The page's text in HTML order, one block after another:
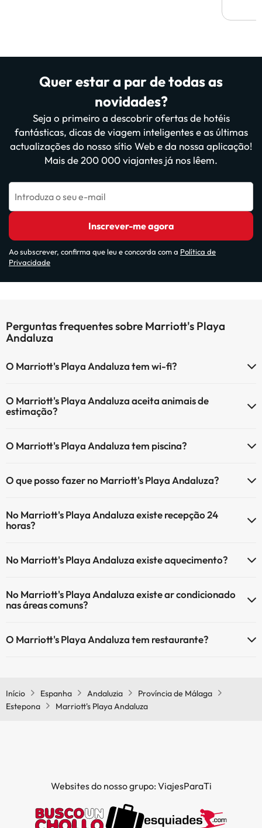
Quer estar a par de todas as
novidades?
Seja o primeiro a descobrir ofertas de hotéis
fantásticas, dicas de viagem inteligentes e as últimas
actualizações do nosso sítio Web e da nossa aplicação!
Mais de 200 000 viajantes já nos lêem.
Introduza o seu e-mail
Inscrever-me agora
Ao subscrever, confirma que leu e concorda com a Política de
Privacidade
Perguntas frequentes sobre Marriott's Playa
Andaluza
O Marriott's Playa Andaluza tem wi-fi?
O Marriott's Playa Andaluza aceita animais de
estimação?
O Marriott's Playa Andaluza tem piscina?
Aqui tem mais info sobre a piscina e outras facilidades.
Piscina exterior (toda a temporada)
O que posso fazer no Marriott's Playa Andaluza?
(algumas podem ser pagas):
No Marriott's Playa Andaluza existe recepção 24
horas?
No Marriott's Playa Andaluza existe aquecimento?
comuns.
No Marriott's Playa Andaluza existe ar condicionado
nas áreas comuns?
comuns.
O Marriott's Playa Andaluza tem restaurante?
Início Espanha Andaluzia
Província de Málaga
Estepona
Marriott's Playa Andaluza
Websites do nosso grupo: ViajesParaTi